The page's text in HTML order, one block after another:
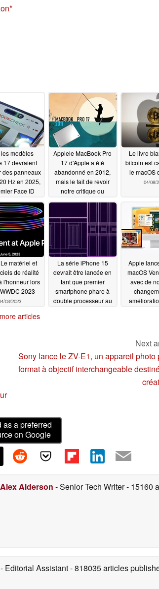
les modèles
17 devraient
des panneaux
Hz en 2025,
Face ID
avec l'iPhone
suivi par le
iPhone 19
écran en 2027
Applele MacBook Pro
17 d'Apple a été
abandonné en 2012,
mais le fait de revoir
notre critique du
04/10/2023
Le livre
bitcoin est
le macOS
04/08/
matériel et
de réalité
l'honneur lors
2023
03/2023
La série iPhone 15
devrait être lancée en
tant que premier
smartphone phare à
double processeur au
Apple
macOS
avec de
articles
Next
Sony lance le ZV-E1, un appareil photo
format à objectif interchangeable
as a preferred
on Google
Alex Alderson - Senior Tech Writer- 15160
- Editorial Assistant- 818035 articles